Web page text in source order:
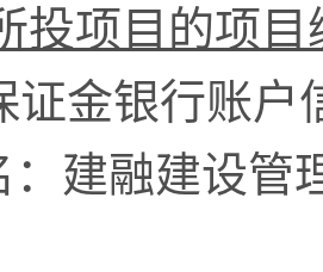
投项目的项目
证金银行账户
：建融建设管